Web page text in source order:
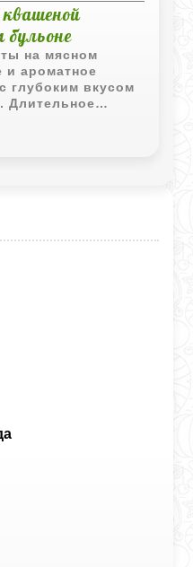
на мясном
и ароматное
глубоким вкусом
Длительное
особенно мягкой,
отлично